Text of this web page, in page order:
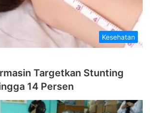
Kesehatan
Targetkan Stunting
14 Persen